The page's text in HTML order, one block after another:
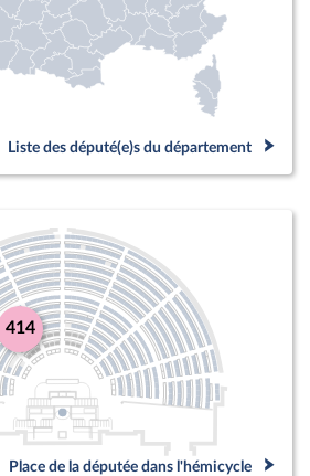
Liste des député(e)s du département
414
Place de la députée dans l'hémicycle